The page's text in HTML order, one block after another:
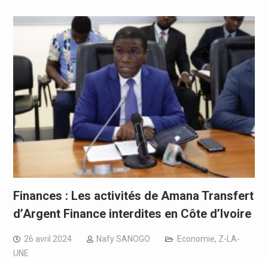
Finances : Les activités de Amana Transfert
d’Argent Finance interdites en Côte d’Ivoire
26 avril 2024 Nafy SANOGO Economie, Z-LA-
UNE